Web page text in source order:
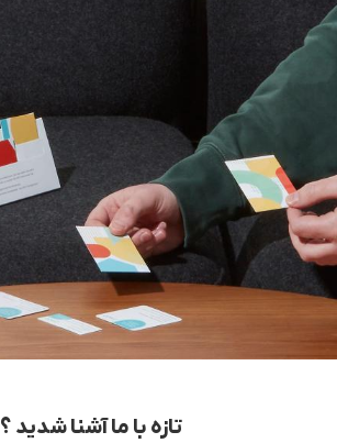
تازه با ما آشنا شدید ؟